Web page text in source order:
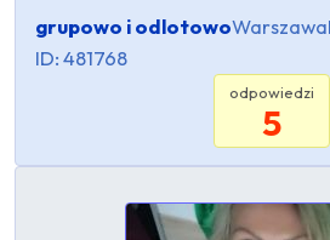
grupowo i odlotowoWarszawa
ID: 481768
odpowiedzi
5